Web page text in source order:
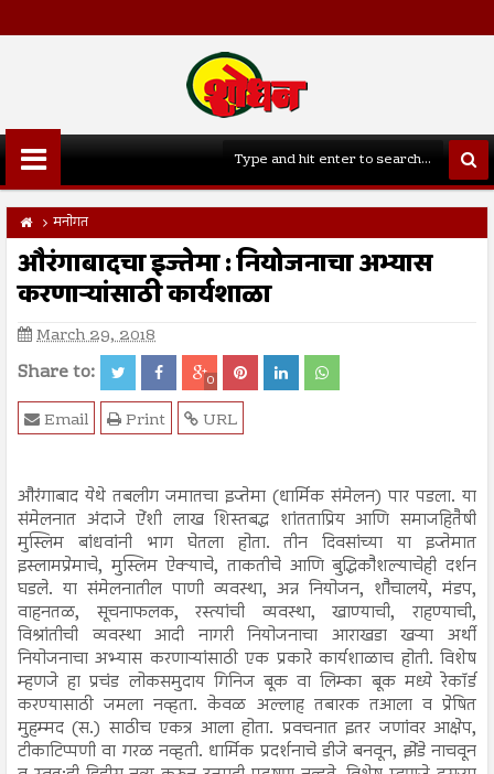
मनोगत
औरंगाबादचा इज्तेमा : नियोजनाचा अभ्यास
करणाऱ्यांसाठी कार्यशाळा
March 29, 2018
Share to: 0
URL
Print
Email
औरंगाबाद येथे तबलीग जमातचा इज्तेमा (धार्मिक संमेलन) पार पडला. या
संमेलनात अंदाजे ऐंशी लाख शिस्तबद्ध शांतताप्रिय आणि समाजहितैषी
मुस्लिम बांधवांनी भाग घेतला होता. तीन दिवसांच्या या इज्तेमात
इस्लामप्रेमाचे, मुस्लिम ऐक्याचे, ताकतीचे आणि बुद्धिकौशल्याचेही दर्शन
घडले. या संमेलनातील पाणी व्यवस्था, अन्न नियोजन, शौचालये, मंडप,
वाहनतळ, सूचनाफलक, रस्त्यांची व्यवस्था, खाण्याची, राहण्याची,
विश्रांतीची व्यवस्था आदी नागरी नियोजनाचा आराखडा खऱ्या अर्थी
नियोजनाचा अभ्यास करणाऱ्यांसाठी एक प्रकारे कार्यशाळाच होती. विशेष
म्हणजे हा प्रचंड लोकसमुदाय गिनिज बूक वा लिम्का बूक मध्ये रेकॉर्ड
करण्यासाठी जमला नव्हता. केवळ अल्लाह तबारक तआला व प्रेषित
मुहम्मद (स.) साठीच एकत्र आला होता. प्रवचनात इतर जणांवर आक्षेप,
टीकाटिप्पणी वा गरळ नव्हती. धार्मिक प्रदर्शनाचे डीजे बनवून, झेंडे नाचवून